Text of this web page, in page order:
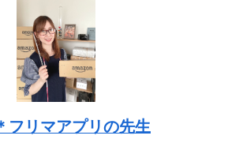
フリマアプリの先生